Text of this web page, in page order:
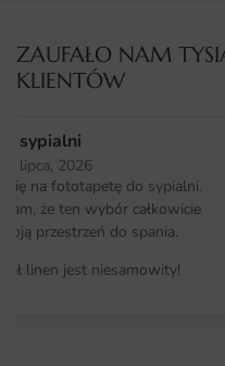
w różnych wnętrzach.
weterynaryjnego, gdzie
pokoju dziecięcym, gdzie
najmłodszym
doskonale odnajdzie się w
biurach oraz
ciekawy wzór przyciągną
dane miejsce. Jeśli
ZAUFAŁO NAM
KLIENTÓW
sypialni
lipca, 2026
się na fototapetę do sypialni.
że ten wybór całkowicie
przestrzeń do spania.
linen jest niesamowity!